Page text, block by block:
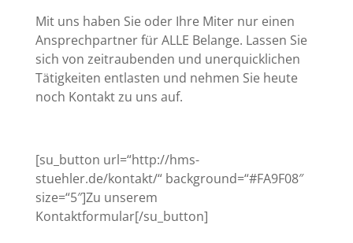
Mit uns haben Sie oder Ihre Miter nur einen
Ansprechpartner für ALLE Belange. Lassen Sie
sich von zeitraubenden und unerquicklichen
Tätigkeiten entlasten und nehmen Sie heute
noch Kontakt zu uns auf.
[su_button url=“http://hms-
stuehler.de/kontakt/“ background=“#FA9F08″
size=“5″]Zu unserem
Kontaktformular[/su_button]